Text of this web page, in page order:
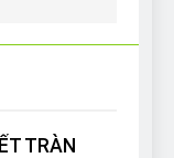
TRÀN